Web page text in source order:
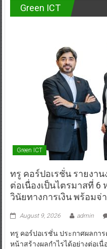
Green ICT
Green ICT
ทรู คอร์ปอเรชั่น รายงา
ต่อเนื่องเป็นไตรมาสที่
วินัยทางการเงิน พร้อม
August 9, 2026 admin
ทรู คอร์ปอเรชั่น ประกาศผลกา
หน้าสร้างผลกำไรได้อย่างต่อเ